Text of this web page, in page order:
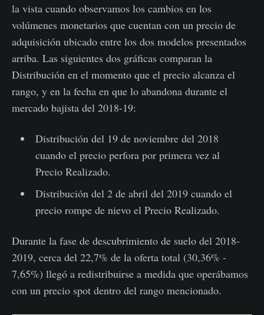
la vista cuando observamos los cambios en los
volúmenes monetarios que cuentan con un precio de
adquisición ubicado entre los dos modelos presentados
arriba. Las siguientes dos gráficas comparan la
Distribución en el momento que el precio alcanza el
rango, y en la fecha en que lo abandona durante el
mercado bajista del 2018-19:
Distribución del 19 de noviembre del 2018
cuando el precio perfora por primera vez al
Precio Realizado.
Distribución del 2 de abril del 2019 cuando el
precio rompe de nievo el Precio Realizado.
Durante la fase de descubrimiento de suelo del 2018-
2019, cerca del 22,7% de la oferta total (30,36% -
7,65%) llegó a redistribuirse a medida que operábamos
con un precio spot dentro del rango mencionado.